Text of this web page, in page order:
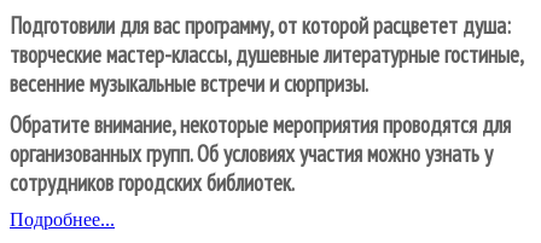
Подготовили для вас программу, от которой расцветет душа:
творческие мастер-классы, душевные литературные гостиные,
весенние музыкальные встречи и сюрпризы.
Обратите внимание, некоторые мероприятия проводятся для
организованных групп. Об условиях участия можно узнать у
сотрудников городских библиотек.
Подробнее...